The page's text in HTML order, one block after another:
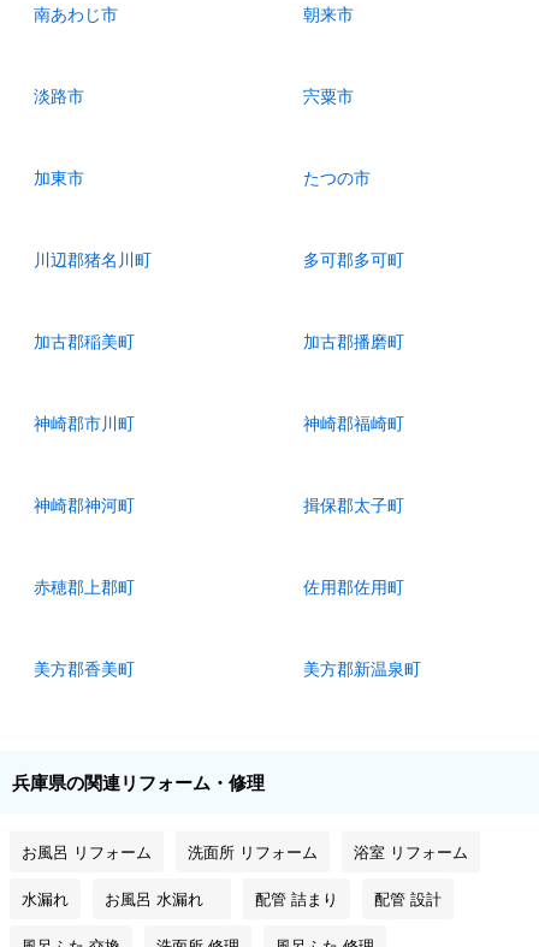
南あわじ市 朝来市
淡路市 宍粟市
加東市 たつの市
川辺郡猪名川町 多可郡多可町
加古郡稲美町 加古郡播磨町
神崎郡市川町 神崎郡福崎町
神崎郡神河町 揖保郡太子町
赤穂郡上郡町 佐用郡佐用町
美方郡香美町 美方郡新温泉町
兵庫県の関連リフォーム・修理
お風呂 リフォーム 洗面所 リフォーム 浴室 リフォーム
水漏れ お風呂 水漏れ 配管 詰まり 配管 設計